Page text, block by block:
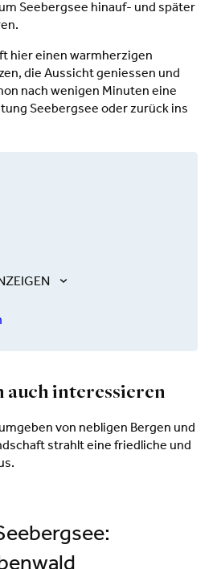
Seebergsee hinauf- und später
hier einen warmherzigen
die Aussicht geniessen und
nach wenigen Minuten eine
Seebergsee oder zurück ins
auch interessieren